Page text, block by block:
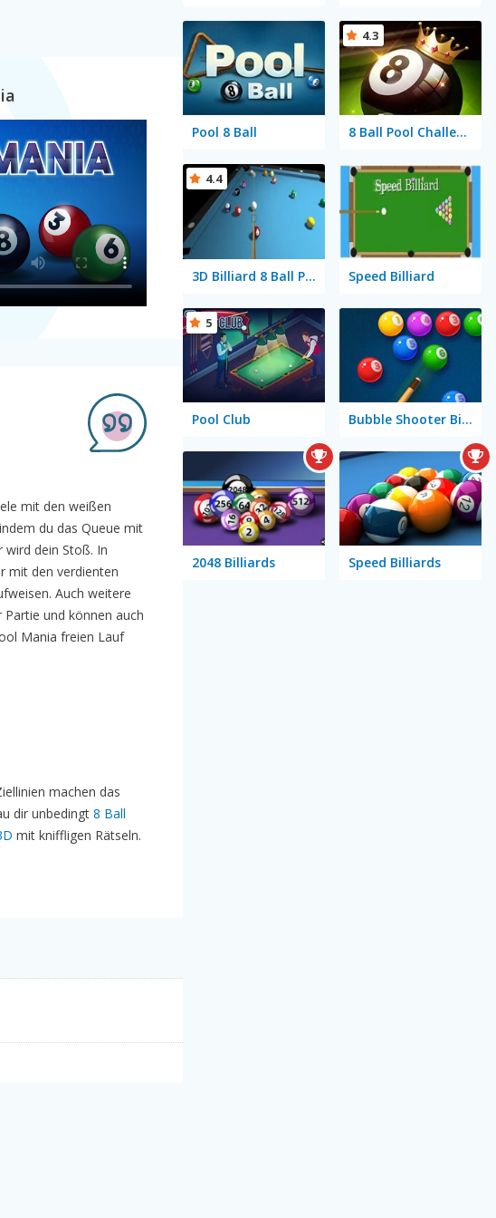
mit den weißen
du das Queue mit
wird dein Stoß. In
mit den verdienten
Auch weitere
und können auch
Mania freien Lauf
machen das
dir unbedingt 8 Ball
mit kniffligen Rätseln.
Pool 8 Ball 8 Ball Pool Challenge
4.3
3D Billiard 8 Ball Pool
4.4
Speed Billiard
Pool Club
5
Bubble Shooter Billiards & Pool
2048 Billiards Speed Billiards